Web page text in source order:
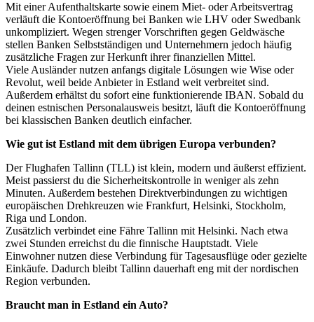
Mit einer Aufenthaltskarte sowie einem Miet- oder Arbeitsvertrag
verläuft die Kontoeröffnung bei Banken wie LHV oder Swedbank
unkompliziert. Wegen strenger Vorschriften gegen Geldwäsche
stellen Banken Selbstständigen und Unternehmern jedoch häufig
zusätzliche Fragen zur Herkunft ihrer finanziellen Mittel.
Viele Ausländer nutzen anfangs digitale Lösungen wie Wise oder
Revolut, weil beide Anbieter in Estland weit verbreitet sind.
Außerdem erhältst du sofort eine funktionierende IBAN. Sobald du
deinen estnischen Personalausweis besitzt, läuft die Kontoeröffnung
bei klassischen Banken deutlich einfacher.
Wie gut ist Estland mit dem übrigen Europa verbunden?
Der Flughafen Tallinn (TLL) ist klein, modern und äußerst effizient.
Meist passierst du die Sicherheitskontrolle in weniger als zehn
Minuten. Außerdem bestehen Direktverbindungen zu wichtigen
europäischen Drehkreuzen wie Frankfurt, Helsinki, Stockholm,
Riga und London.
Zusätzlich verbindet eine Fähre Tallinn mit Helsinki. Nach etwa
zwei Stunden erreichst du die finnische Hauptstadt. Viele
Einwohner nutzen diese Verbindung für Tagesausflüge oder gezielte
Einkäufe. Dadurch bleibt Tallinn dauerhaft eng mit der nordischen
Region verbunden.
Braucht man in Estland ein Auto?